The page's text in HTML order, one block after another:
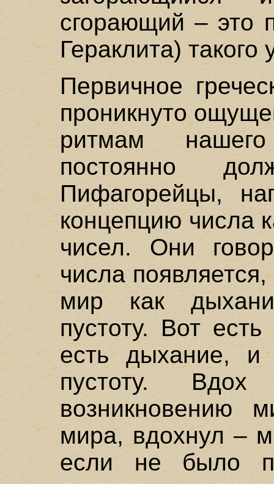
сгорающий – это
Гераклита) такого
Первичное
проникнуто
ритмам
постоянно
Пифагорейцы,
концепцию числа
чисел. Они
числа
мир как
пустоту. Вот
есть дыхание, и
пустоту.
возникновению
мира, вдохнул –
если не было